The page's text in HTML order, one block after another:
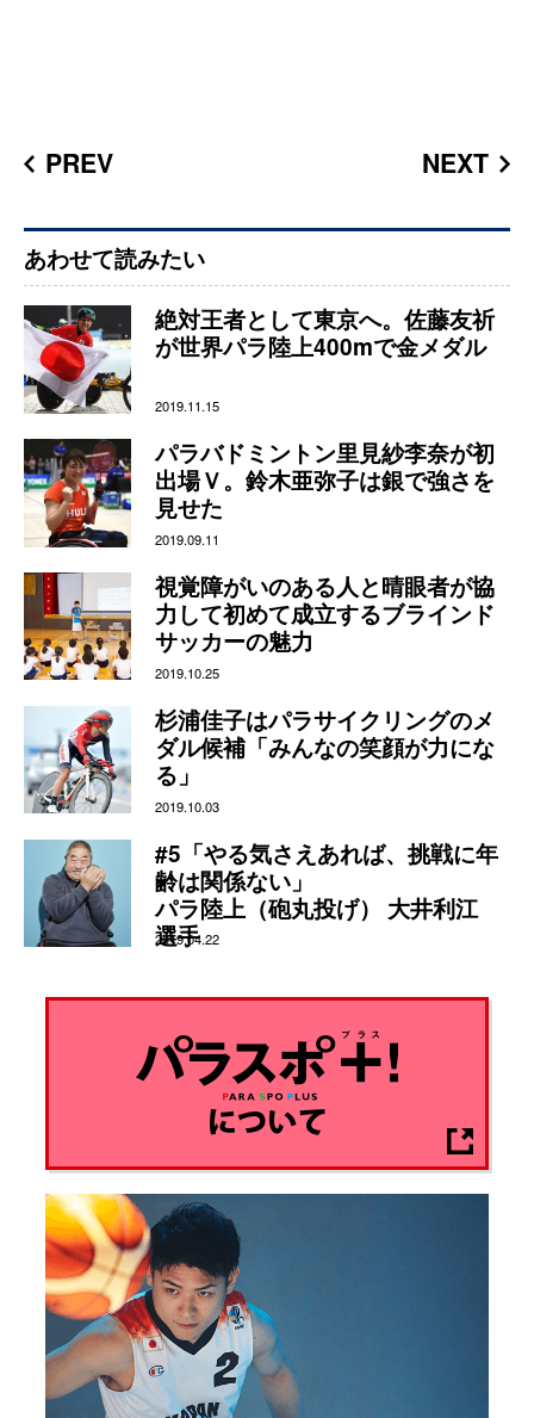
PREV NEXT
あわせて読みたい
絶対王者として東京へ。佐藤友祈
が世界パラ陸上400mで金メダル
2019.11.15
パラバドミントン里見紗李奈が初
出場Ｖ。鈴木亜弥子は銀で強さを
見せた
2019.09.11
視覚障がいのある人と晴眼者が協
力して初めて成立するブラインド
サッカーの魅力
2019.10.25
杉浦佳子はパラサイクリングのメ
ダル候補「みんなの笑顔が力にな
る」
2019.10.03
#5「やる気さえあれば、挑戦に年
齢は関係ない」
パラ陸上（砲丸投げ） 大井利江
選手
2019.04.22